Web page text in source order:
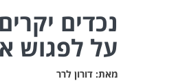
נכדים
על לפגוש
מאת: דורון לרר